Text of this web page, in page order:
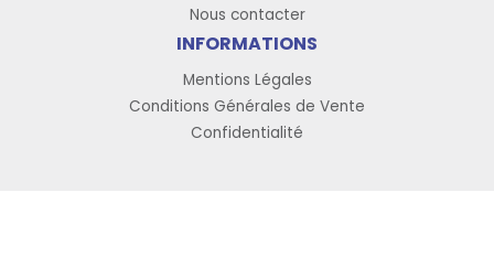
Nous contacter
INFORMATIONS
Mentions Légales
Conditions Générales de Vente
Confidentialité